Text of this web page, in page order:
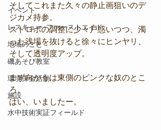
イベント
レスキュー･ファーストエイド
地域のこと
磯あそび教室
環境保全活動
施設
水中技術実証フィールド
そしてこれまた久々の静止画狙いのデ
ジカメ持参。
ストロボの調整に少々戸惑いつつ、濁
った浅場を抜けると徐々にヒンヤリ、
そして透明度アップ。
まず向かうは東側のピンクな奴のとこ
ろ。
はい、いましたー。